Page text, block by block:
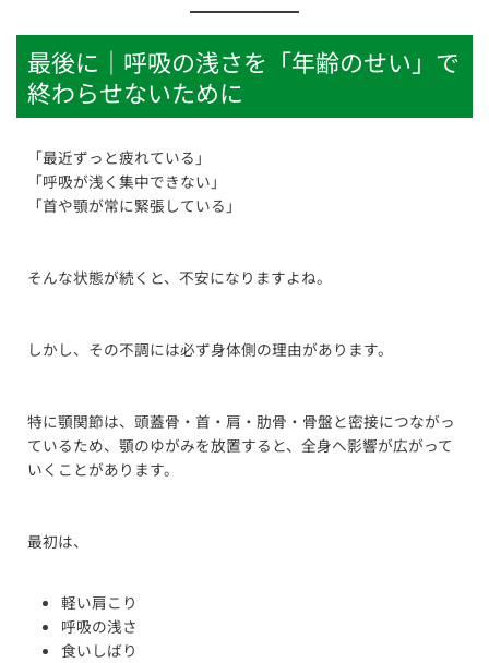
最後に｜呼吸の浅さを「年齢のせい」で
終わらせないために
「最近ずっと疲れている」
「呼吸が浅く集中できない」
「首や顎が常に緊張している」
そんな状態が続くと、不安になりますよね。
しかし、その不調には必ず身体側の理由があります。
特に顎関節は、頭蓋骨・首・肩・肋骨・骨盤と密接につながっ
ているため、顎のゆがみを放置すると、全身へ影響が広がって
いくことがあります。
最初は、
軽い肩こり
呼吸の浅さ
食いしばり